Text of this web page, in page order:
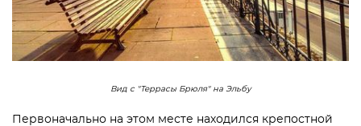
Вид с "Террасы Брюля" на Эльбу
Первоначально на этом месте находился крепостной